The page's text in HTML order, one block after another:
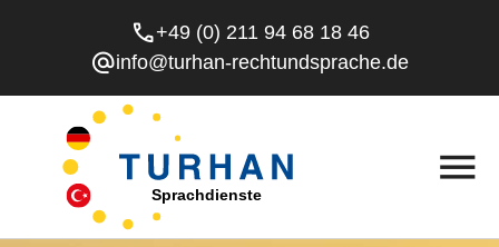
phone+49 (0) 211 94 68 18 46
alternate_emailinfo@turhan-rechtundsprache.de
Sprachdienste
menu